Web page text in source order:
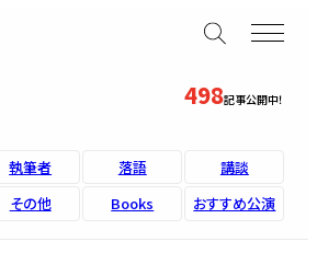
498記事公開中！
執筆者 落語
講談
その他 Books おすすめ公演